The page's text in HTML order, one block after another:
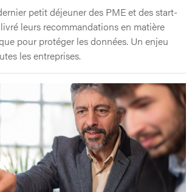
petit déjeuner des PME et des start-
leurs recommandations en matière
pour protéger les données. Un enjeu
les entreprises.